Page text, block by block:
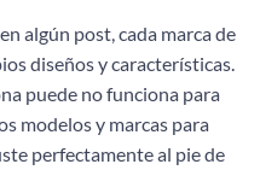
algún post, cada marca de
diseños y características.
puede no funciona para
modelos y marcas para
perfectamente al pie de